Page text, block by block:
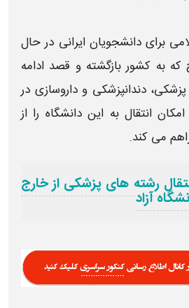
برایدانشجویان ایرانی در حال
که به کشور بازگشته و قصد ادامه
دندانپزشکی و داروسازی در
امکان انتقال به ایندانشگاه را از
می کند.
رشته های پزشکی از خارج
آزاد